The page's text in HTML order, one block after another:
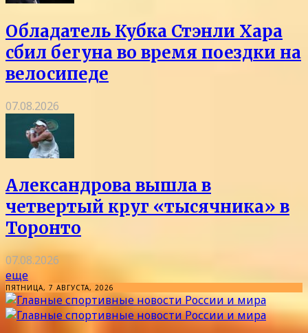
Обладатель Кубка Стэнли Хара
сбил бегуна во время поездки на
велосипеде
07.08.2026
Александрова вышла в
четвертый круг «тысячника» в
Торонто
07.08.2026
еще
ПЯТНИЦА, 7 АВГУСТА, 2026